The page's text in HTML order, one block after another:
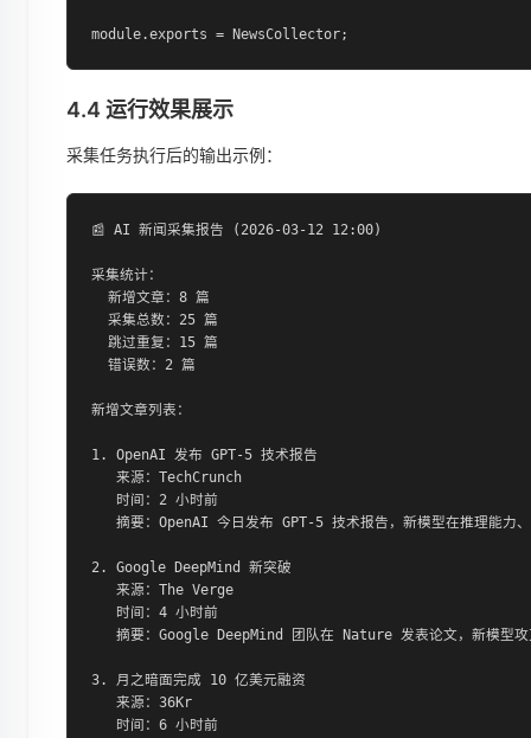
module.exports = NewsCollector;
4.4 运行效果展示
采集任务执行后的输出示例：
📰 AI 新闻采集报告 (2026-03-12 12:00)
采集统计：
  新增文章：8 篇
  采集总数：25 篇
  跳过重复：15 篇
  错误数：2 篇
新增文章列表：
1. OpenAI 发布 GPT-5 技术报告
   来源：TechCrunch
   时间：2 小时前
摘要：OpenAI 今日发布 GPT-5 技术报告，新模型在推理能力
2. Google DeepMind 新突破
   来源：The Verge
   时间：4 小时前
摘要：Google DeepMind 团队在 Nature 发表论文，新模型攻
3. 月之暗面完成 10 亿美元融资
   来源：36Kr
   时间：6 小时前